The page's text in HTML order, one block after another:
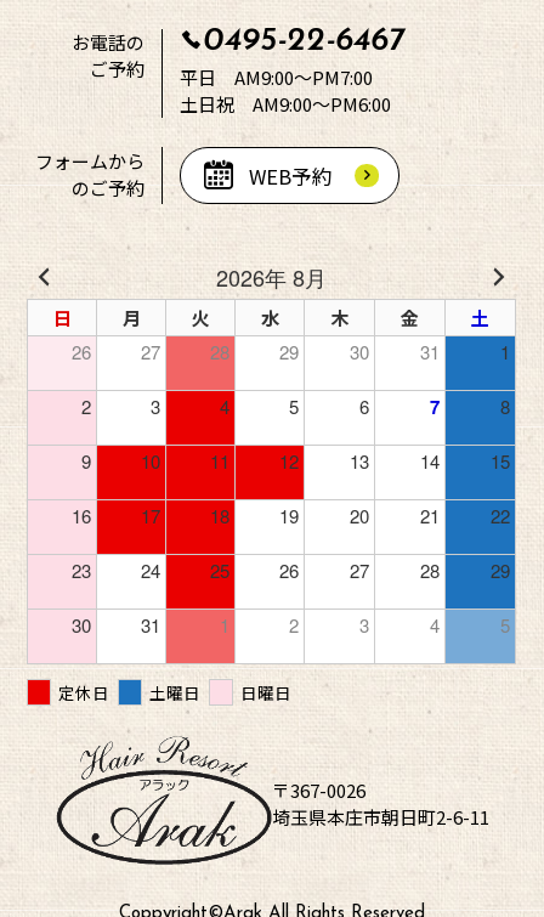
お電話の
ご予約
0495-22-6467
平日 AM9:00～PM7:00
土日祝 AM9:00～PM6:00
フォームから
のご予約
WEB予約
2026年 8月
日 月 火 水 木 金
土
26
27 28 29 30 31 1
2 3 4 5 6 7 8
9 10 11 12 13 14 15
16 17 18 19 20 21 22
23 24 25 26 27 28 29
30 31 1 2 3 4 5
定休日 土曜日 日曜日
〒367-0026
埼玉県本庄市朝日町2-6-11